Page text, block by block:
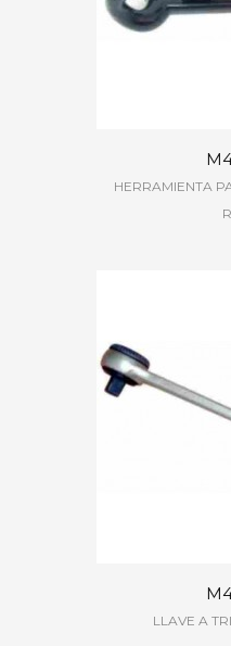
HERRAMIENTA
LLAVE A